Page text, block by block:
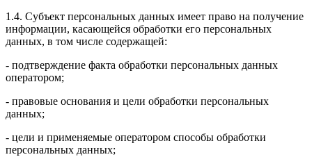
1.4. Субъект персональных данных имеет право на получение
информации, касающейся обработки его персональных
данных, в том числе содержащей:
- подтверждение факта обработки персональных данных
оператором;
- правовые основания и цели обработки персональных
данных;
- цели и применяемые оператором способы обработки
персональных данных;